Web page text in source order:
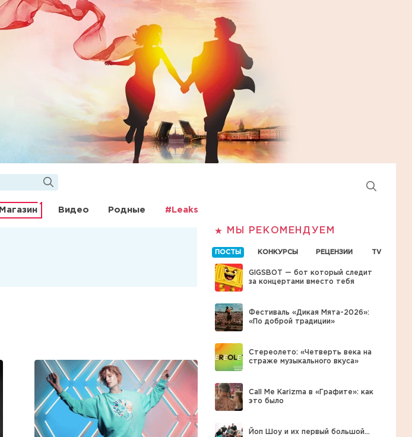
Магазин Видео Родные #Leaks
МЫ РЕКОМЕНДУЕМ
ПОСТЫ КОНКУРСЫ РЕЦЕНЗИИ TV
GIGSBOT — бот который следит
за концертами вместо тебя
Фестиваль «Дикая Мята-2026»:
«По доброй традиции»
Стереолето: «Четверть века на
страже музыкального вкуса»
Call Me Karizma в «Графите»: как
это было
Йоп Шоу и их первый большой…